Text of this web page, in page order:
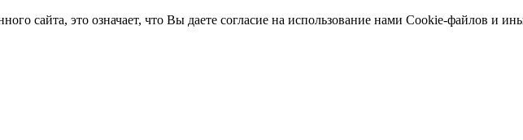
сайта, это означает, что Вы даете согласие на использование нами Cookie-файлов и